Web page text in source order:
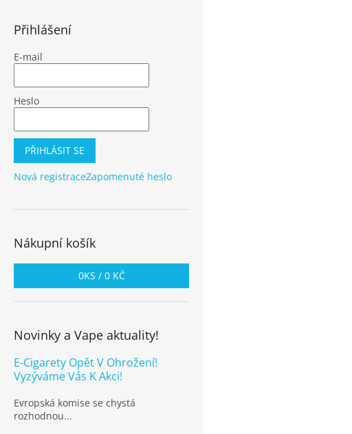
Přihlášení
E-mail
Heslo
PŘIHLÁSIT SE
Nová registraceZapomenuté heslo
Nákupní košík
0KS / 0 KČ
Novinky a Vape aktuality!
E-Cigarety Opět V Ohrožení!
Vyzýváme Vás K Akci!
Evropská komise se chystá
rozhodnou...